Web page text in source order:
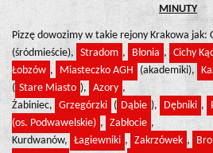
MINUTY
Pizzę dowozimy w takie rejony Krakowa jak:
(śródmieście), Stradom , Błonia , Cichy
Łobzów , Miasteczko AGH (akademiki),
( Stare Miasto ), Azory ,
Żabiniec, Grzegórzki ( Dąbie ), Dębniki ,
(os. Podwawelskie) , Zabłocie ,
Kurdwanów, Łagiewniki , Zakrzówek ,